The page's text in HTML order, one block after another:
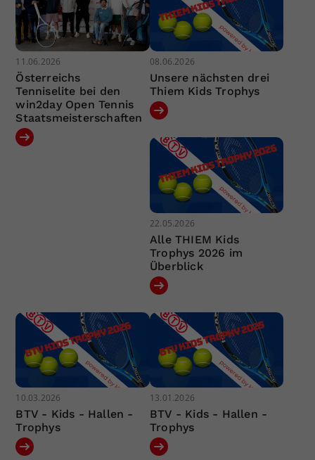
11.06.2026
Österreichs
Tenniselite bei den
win2day Open Tennis
Staatsmeisterschaften
08.06.2026
Unsere nächsten drei
Thiem Kids Trophys
22.05.2026
Alle THIEM Kids
Trophys 2026 im
Überblick
10.03.2026
BTV - Kids - Hallen -
Trophys
13.01.2026
BTV - Kids - Hallen -
Trophys